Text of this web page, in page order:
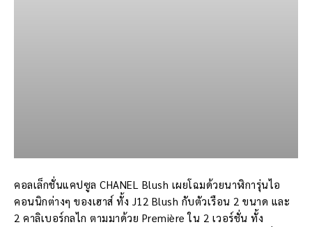
คอลเล็กชั่นแคปซูล CHANEL Blush เผยโฉมด้วยนาฬิการุ่นไอ
คอนนิกต่างๆ ของเฮาส์ ทั้ง J12 Blush กับตัวเรือน 2 ขนาด และ
2 คาลิเบอร์กลไก ตามมาด้วย Première ใน 2 เวอร์ชั่น ทั้ง